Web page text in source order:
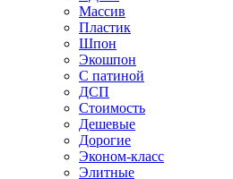
Массив
Пластик
Шпон
Экошпон
С патиной
ДСП
Стоимость
Дешевые
Дорогие
Эконом-класс
Элитные